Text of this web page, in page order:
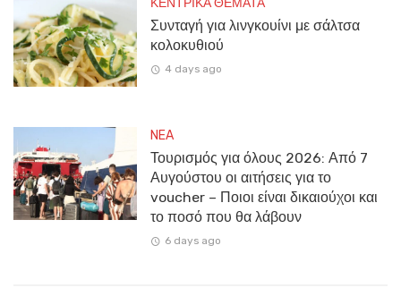
Συνταγή για λινγκουίνι με σάλτσα
κολοκυθιού
4 days ago
NEA
Τουρισμός για όλους 2026: Από 7
Αυγούστου οι αιτήσεις για το
voucher – Ποιοι είναι δικαιούχοι και
το ποσό που θα λάβουν
6 days ago